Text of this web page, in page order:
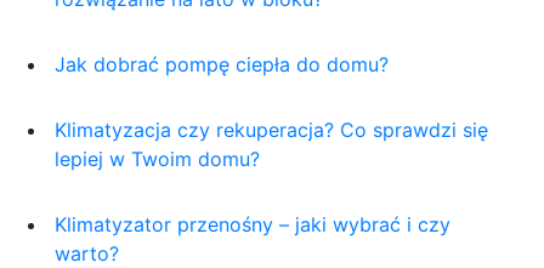
Jak dobrać pompę ciepła do domu?
Klimatyzacja czy rekuperacja? Co sprawdzi się
lepiej w Twoim domu?
Klimatyzator przenośny – jaki wybrać i czy
warto?